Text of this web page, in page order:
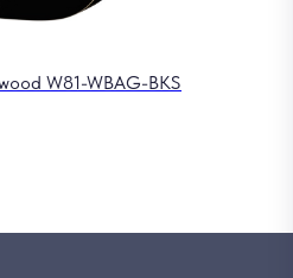
W81-WBAG-BKS